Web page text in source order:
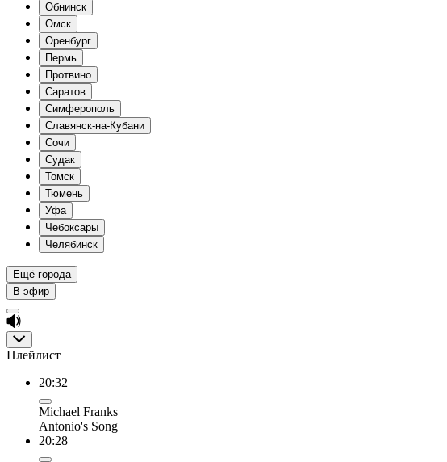
Обнинск
Омск
Оренбург
Пермь
Протвино
Саратов
Симферополь
Славянск-на-Кубани
Сочи
Судак
Томск
Тюмень
Уфа
Чебоксары
Челябинск
Ещё города
В эфир
Плейлист
20:32
Michael Franks
Antonio's Song
20:28